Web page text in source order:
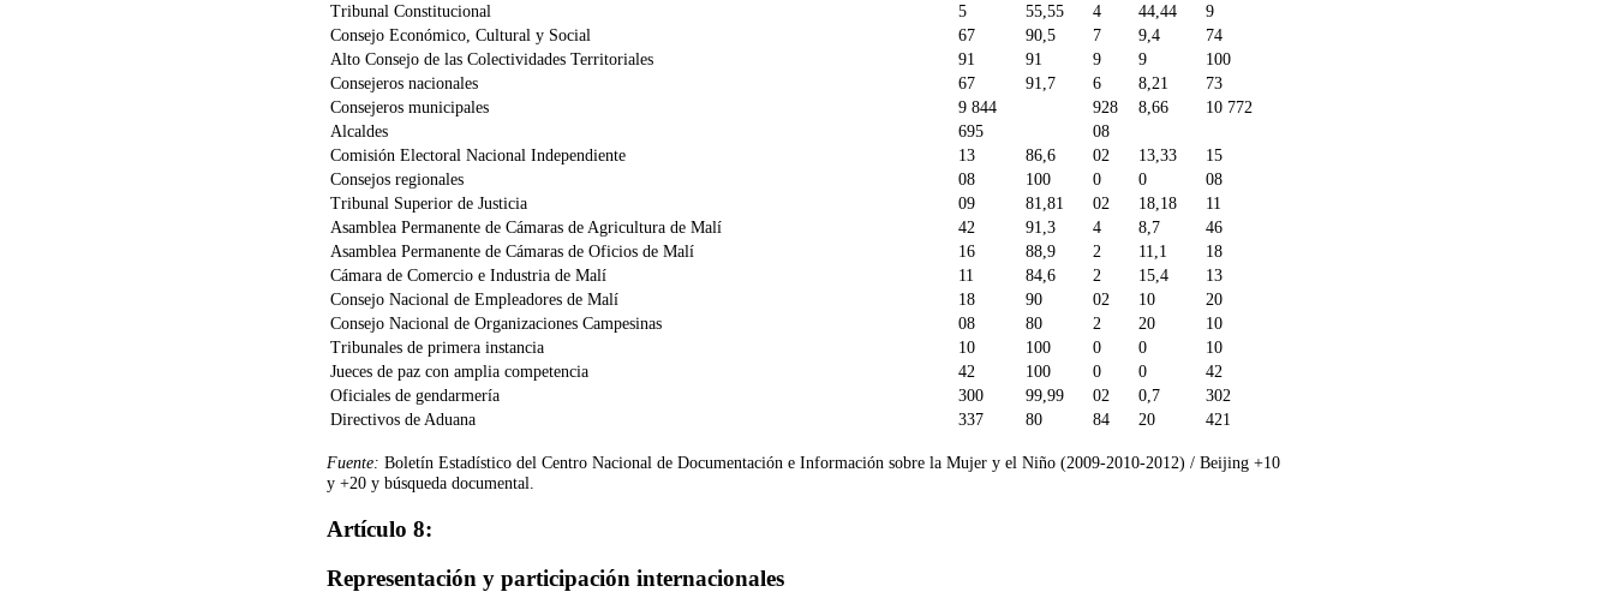
Tribunal Constitucional
5 55,55 4 44,44
9
Consejo Económico, Cultural y Social
67 90,5 7 9,4
74
Alto Consejo de las Colectividades Territoriales
91 91 9 9
100
Consejeros nacionales
67 91,7 6 8,21
73
Consejeros municipales
9 844 928 8,66
10 772
Alcaldes
695
08
Comisión Electoral Nacional Independiente
13 86,6 02 13,33
15
Consejos regionales
08 100 0 0
08
Tribunal Superior de Justicia
09 81,81 02 18,18
11
Asamblea Permanente de Cámaras de Agricultura de Malí
42 91,3 4 8,7
46
Asamblea Permanente de Cámaras de Oficios de Malí
16 88,9 2 11,1
18
Cámara de Comercio e Industria de Malí
11 84,6 2 15,4
13
Consejo Nacional de Empleadores de Malí
18 90 02 10
20
Consejo Nacional de Organizaciones Campesinas
08 80 2 20
10
Tribunales de primera instancia
10 100 0 0
10
Jueces de paz con amplia competencia
42 100 0 0
42
Oficiales de gendarmería
300 99,99 02 0,7
302
Directivos de Aduana
337 80 84 20 421
Fuente: Boletín Estadístico del Centro Nacional de Documentación e Información sobre la Mujer y el Niño (2009-2010-2012) / Beijing +10
y +20 y búsqueda documental.
Artículo 8:
Representación y participación internacionales